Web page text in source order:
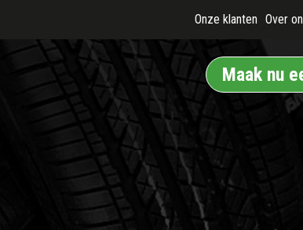
Onze klanten Over
Maak nu